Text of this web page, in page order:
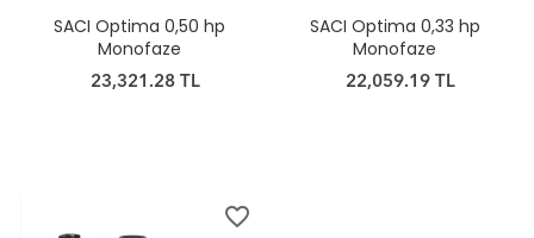
SACI Optima 0,50 hp
Monofaze
23,321.28 TL
SACI Optima 0,33 hp
Monofaze
22,059.19 TL
favorite_border